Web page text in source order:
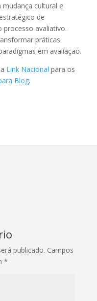
cultural e
de
processo avaliativo.
práticas
em avaliação.
Link Nacional para os
Blog.
publicado. Campos
*